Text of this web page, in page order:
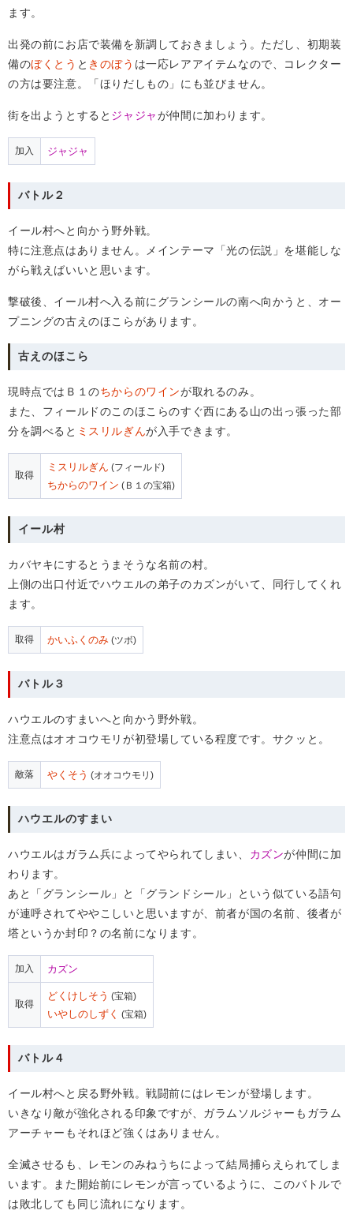
ます。
出発の前にお店で装備を新調しておきましょう。ただし、初期装
備のぼくとう と きのぼう は一応レアアイテムなので、コレクター
の方は要注意。「ほりだしもの」にも並びません。
街を出ようとすると ジャジャが仲間に加わります。
加入 ジャジャ
バトル２
イール村へと向かう野外戦。
特に注意点はありません。メインテーマ「光の伝説」を堪能しな
がら戦えばいいと思います。
撃破後、イール村へ入る前にグランシールの南へ向かうと、オー
プニングの古えのほこらがあります。
古えのほこら
現時点ではＢ１のちからのワインが取れるのみ。
また、フィールドのこのほこらのすぐ西にある山の出っ張った部
分を調べると ミスリルぎんが入手できます。
取得
ミスリルぎん (フィールド)
ちからのワイン (Ｂ１の宝箱)
イール村
カバヤキにするとうまそうな名前の村。
上側の出口付近でハウエルの弟子のカズンがいて、同行してくれ
ます。
取得 かいふくのみ (ツボ)
バトル３
ハウエルのすまいへと向かう野外戦。
注意点はオオコウモリが初登場している程度です。サクッと。
敵落 やくそう (オオコウモリ)
ハウエルのすまい
ハウエルはガラム兵によってやられてしまい、 カズンが仲間に加
わります。
あと「グランシール」と「グランドシール」という似ている語句
が連呼されてややこしいと思いますが、前者が国の名前、後者が
塔というか封印？の名前になります。
加入 カズン
取得
どくけしそう (宝箱)
いやしのしずく (宝箱)
バトル４
イール村へと戻る野外戦。戦闘前にはレモンが登場します。
いきなり敵が強化される印象ですが、ガラムソルジャーもガラム
アーチャーもそれほど強くはありません。
全滅させるも、レモンのみねうちによって結局捕らえられてしま
います。また開始前にレモンが言っているように、このバトルで
は敗北しても同じ流れになります。